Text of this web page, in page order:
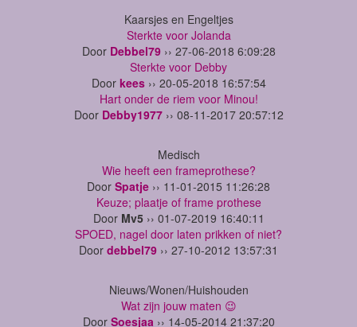
Kaarsjes en Engeltjes
Sterkte voor Jolanda
Door Debbel79›› 27-06-2018 6:09:28
Sterkte voor Debby
Door kees›› 20-05-2018 16:57:54
Hart onder de riem voor Minou!
Door Debby1977›› 08-11-2017 20:57:12
Medisch
Wie heeft een frameprothese?
Door Spatje ›› 11-01-2015 11:26:28
Keuze; plaatje of frame prothese
Door Mv5›› 01-07-2019 16:40:11
SPOED, nagel door laten prikken of niet?
Door debbel79 ›› 27-10-2012 13:57:31
Nieuws/Wonen/Huishouden
Wat zijn jouw maten 😉
Door Soesjaa›› 14-05-2014 21:37:20